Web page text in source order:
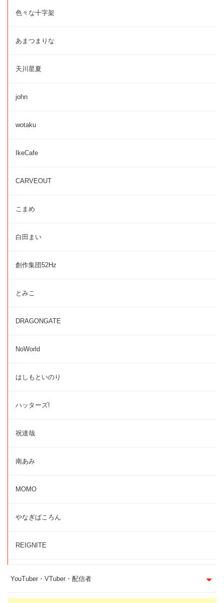
色々な十字架
あまつまりな
天川星夏
john
wotaku
IkeCafe
CARVEOUT
こまめ
白田まい
創作集団52Hz
とみこ
DRAGONGATE
NoWorld
はしもといのり
ハッターズ!
祝達哉
南あみ
MOMO
やなぎばころん
REIGNITE
YouTuber・VTuber・配信者